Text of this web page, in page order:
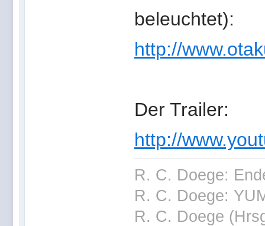
beleuchtet):
http://
Der Trailer:
http://
R. C. Doege:
R. C. Doege:
R. C. Doege